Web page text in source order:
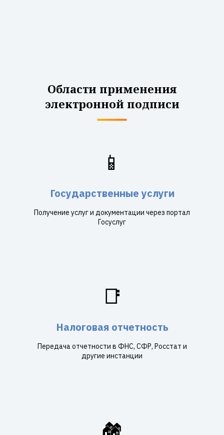
Области применения
электронной подписи
📱
Государственные услуги
Получение услуг и документации через портал
Госуслуг
📑
Налоговая отчетность
Передача отчетности в ФНС, СФР, Росстат и
другие инстанции